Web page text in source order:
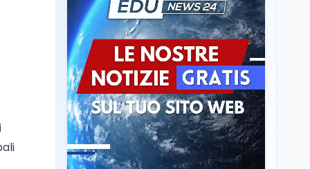
Cultura6 ago
Spesa culturale in
Lombardia da record,
ma la voragine Nord-
Sud triplica
Cultura 6 ago
Francesco Guccini si è
spento a Pàvana: addio
al Maestrone